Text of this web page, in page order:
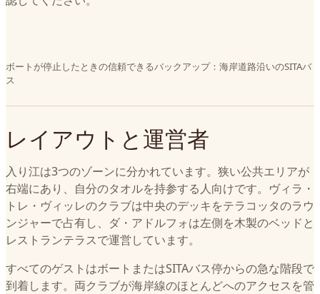
ボートが停止したときの信頼できるバックアップ：海岸道路沿いのSITAバ
ス
レイアウトと運営者
入り江は3つのゾーンに分かれています。狭い公共エリアが
右端にあり、自分のタオルを持参する人向けです。ヴィラ・
トレ・ヴィッレのクラブは中央のデッキをテラコッタのラウ
ンジャーで占有し、ダ・アドルフォは左側を木製のベッドと
レストランテラスで運営しています。
すべてのゲストはボートまたはSITAバス停からの急な階段で
到着します。両クラブが海岸線のほとんどへのアクセスを管